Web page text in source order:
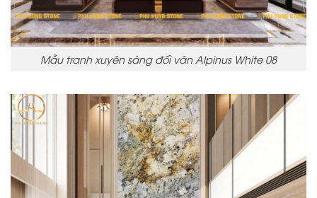
Mẫu tranh xuyên sáng đối vân Alpinus White 08